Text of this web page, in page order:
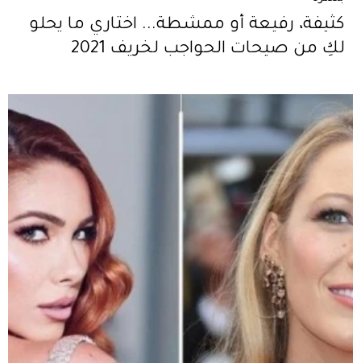
كثيفة، رفيعة أو ممشطة... اختاري ما يحلو
لكِ من صيحات الحواجب لخريف 2021